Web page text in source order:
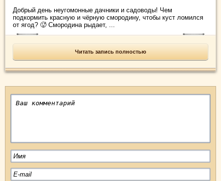
Добрый день неугомонные дачники и садоводы! Чем
подкормить красную и чёрную смородину, чтобы куст ломился
от ягод? 🥵 Смородина рыдает, ...
Читать запись полностью